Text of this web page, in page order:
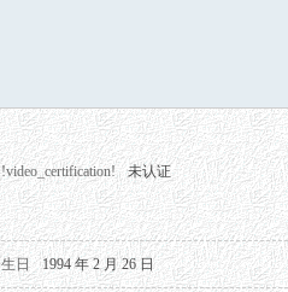
!video_certification! 未认证
生日 1994 年 2 月 26 日